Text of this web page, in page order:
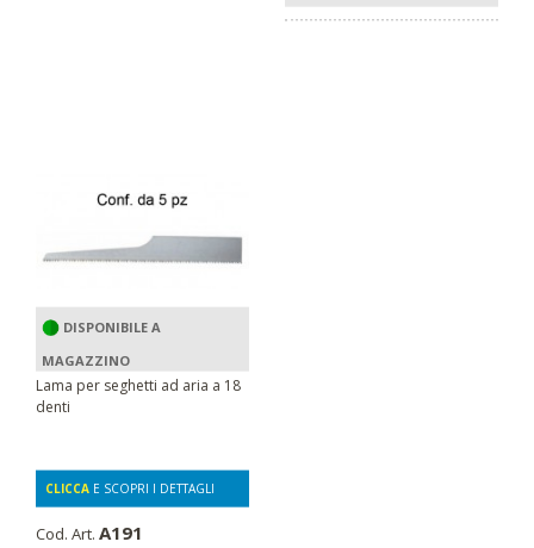
DISPONIBILE A
MAGAZZINO
Lama per seghetti ad aria a 18
denti
CLICCA E SCOPRI I DETTAGLI
Cod. Art. A191